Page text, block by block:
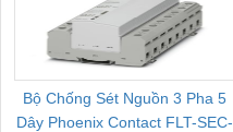
Bộ Chống Sét Nguồn 3 Pha 5
Dây Phoenix Contact FLT-SEC-